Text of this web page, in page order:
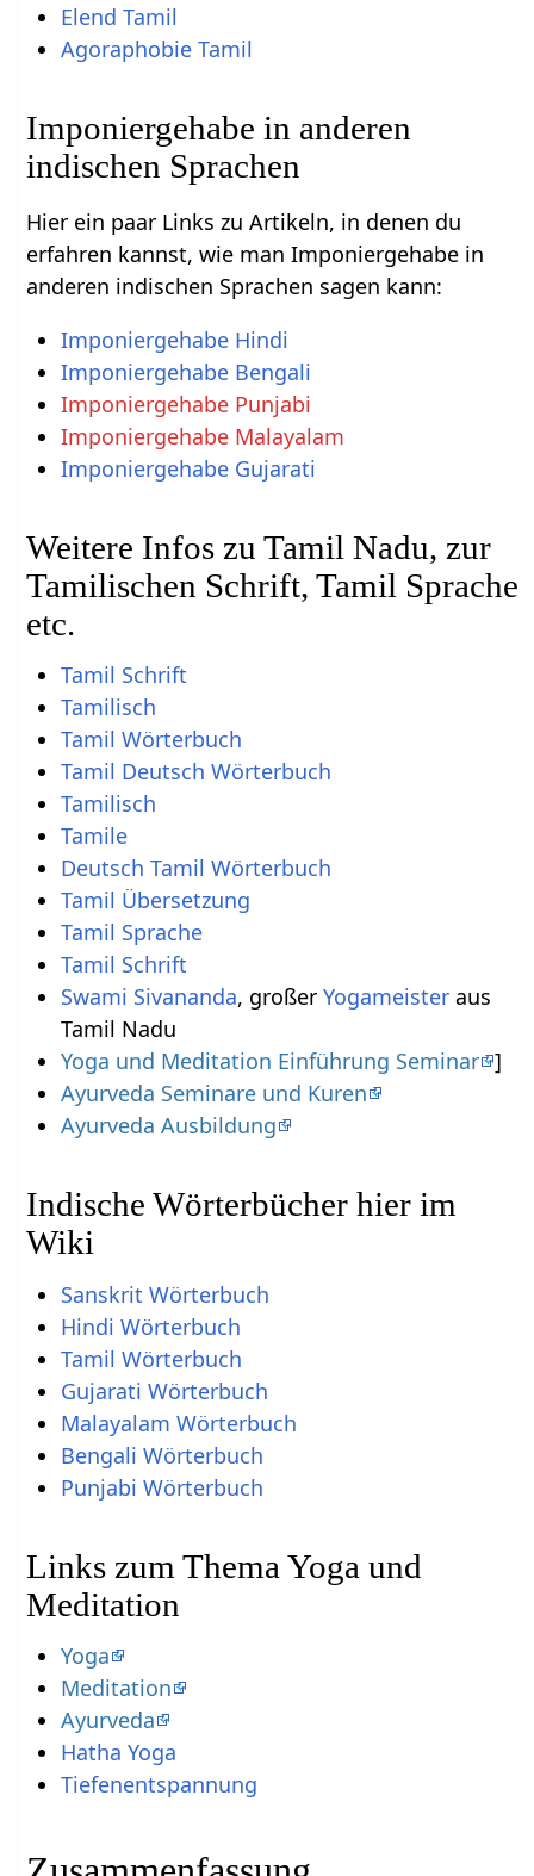
Elend Tamil
Agoraphobie Tamil
Imponiergehabe in anderen
indischen Sprachen
Hier ein paar Links zu Artikeln, in denen du
erfahren kannst, wie man Imponiergehabe in
anderen indischen Sprachen sagen kann:
Imponiergehabe Hindi
Imponiergehabe Bengali
Imponiergehabe Punjabi
Imponiergehabe Malayalam
Imponiergehabe Gujarati
Weitere Infos zu Tamil Nadu, zur
Tamilischen Schrift, Tamil Sprache
etc.
Tamil Schrift
Tamilisch
Tamil Wörterbuch
Tamil Deutsch Wörterbuch
Tamilisch
Tamile
Deutsch Tamil Wörterbuch
Tamil Übersetzung
Tamil Sprache
Tamil Schrift
Swami Sivananda, großer Yogameisteraus
Tamil Nadu
Yoga und Meditation Einführung Seminar ]
Ayurveda Seminare und Kuren
Ayurveda Ausbildung
Indische Wörterbücher hier im
Wiki
Sanskrit Wörterbuch
Hindi Wörterbuch
Tamil Wörterbuch
Gujarati Wörterbuch
Malayalam Wörterbuch
Bengali Wörterbuch
Punjabi Wörterbuch
Links zum Thema Yoga und
Meditation
Yoga
Meditation
Ayurveda
Hatha Yoga
Tiefenentspannung